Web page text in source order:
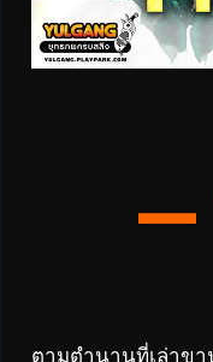
—
ตามตำนานที่เล่าขา